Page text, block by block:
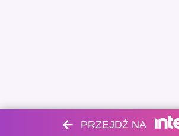
PRZEJDŹ NA